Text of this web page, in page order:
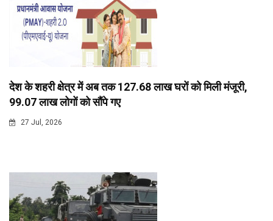
देश के शहरी क्षेत्र में अब तक 127.68 लाख घरों को मिली मंजूरी,
99.07 लाख लोगों को सौंपे गए
27 Jul, 2026